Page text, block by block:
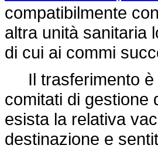
compatibilmente
altra unità sanitaria
di cui ai commi
Il trasferimento è
comitati di gestione
esista la relativa
destinazione e